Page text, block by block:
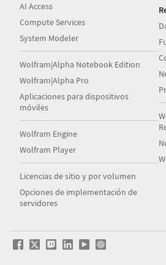
AI Access
Compute Services
System Modeler
Wolfram|Alpha Notebook Edition
Wolfram|Alpha Pro
Aplicaciones para dispositivos
móviles
Wolfram Engine
Wolfram Player
Licencias de sitio y por volumen
Opciones de implementación de
servidores